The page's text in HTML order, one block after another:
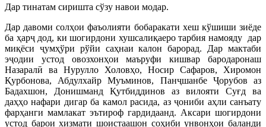
Дар тинатам сиришта сўзу навои модар.
Дар давоми солҳои фаъолияти бобаракати хеш кўшиши зиёде
ба ҳарҷ дод, ки шогирдони хушсалиқаеро тарбия намояду дар
миқёси ҷумҳўри рўйи саҳнаи калон барорад. Дар мактаби
эҷодии устод овозхонҳои маъруфи кишвар бародаронаш
Назаралӣ ва Нурулло Холовҳо, Носир Сафаров, Хиромон
Қурбонова, Абдулхайр Муъминов, Панҷшанбе Ҷорубов аз
Бадахшон, Донишманд Қутбиддинов аз вилояти Суғд ва
даҳҳо нафари дигар ба камол расида, аз ҷониби аҳли санъату
фарҳанги мамлакат эътироф гардидаанд. Аксари шогирдони
устод барои хизмати шоистаашон соҳиби унвонҳои баланди